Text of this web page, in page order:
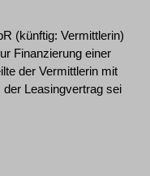
(künftig: Vermittlerin)
Finanzierung einer
der Vermittlerin mit
Leasingvertrag sei